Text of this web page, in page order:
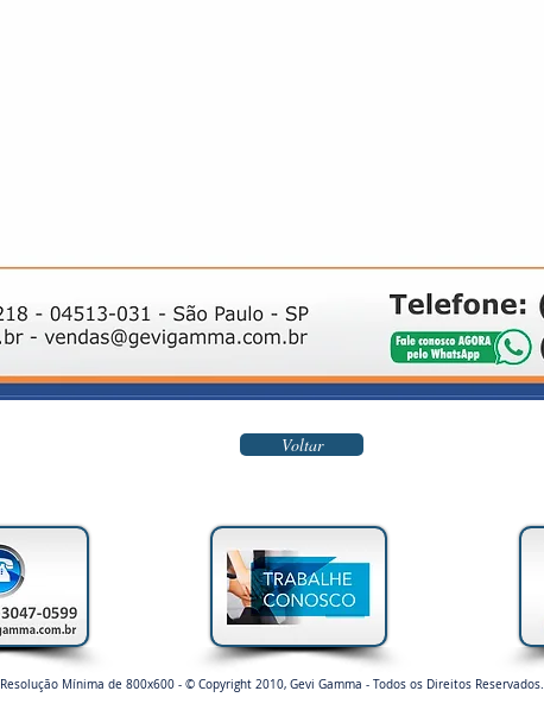
Voltar
Resolução Mínima de 800x600 - © Copyright 2010, Gevi Gamma - Todos os Direitos Reservados.